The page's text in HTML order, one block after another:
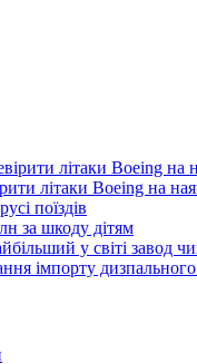
літаки Boeing на
поїздів
за шкоду дітям
у світі завод
імпорту